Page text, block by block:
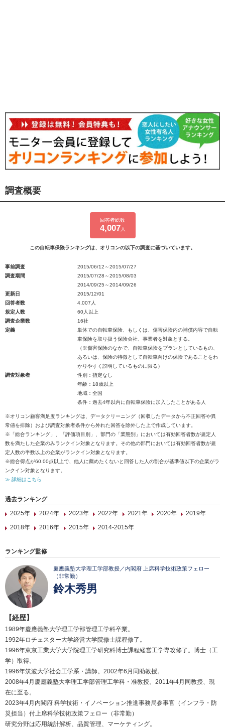
調査概要
回答者総数
4,007 人
この自転車保険ランキングは、オリコンの以下の調査に基づいています。
事前調査
2015/06/12～2015/07/27
調査期間
2015/07/28～2015/08/03
2014/09/25～2014/09/26
更新日
2015/12/01
回答者数
4,007人
規定人数
60人以上
調査企業数
16社
定義
単体での自転車保険、もしくは、傷害保険内の補償内容で自転
車保険を取り扱う保険会社、事業者を対象とする。
（※傷害保険のなかで、自転車保険をプランとしているもの、
あるいは、保険の特徴として自転車向けの保険であることをわ
かりやすく説明しているものに限る）
調査対象者
性別：指定なし
年齢：18歳以上
地域：全国
条件：過去4年以内に自転車保険に加入したことがある人
※オリコン顧客満足度ランキングは、データクリーニング（回収したデータから不正回答や異
常値を排除）および調査対象者条件から外れた回答を除外した上で作成しています。
※「総合ランキング」、「評価項目別」、部門の「業態別」においては有効回答者数が規定人
数を満たした企業のみランクイン対象となります。その他の部門においては有効回答者数が規
定人数の半数以上の企業がランクイン対象となります。
※総合得点が60.00点以上で、他人に薦めたくないと回答した人の割合が基準値以下の企業がラ
ンクイン対象となります。
≫ 詳細はこちら
過去ランキング
2025年
2024年 2023年 2022年 2021年 2020年
2019年
2018年
2016年 2015年 2014-2015年
ランキング監修
慶應義塾大学理工学部教授／内閣府 上席科学技術政策フェロー
（非常勤）
鈴木秀男
【経歴】
1989年慶應義塾大学理工学部管理工学科卒業。
1992年ロチェスター大学経営大学院修士課程修了。
1996年東京工業大学大学院理工学研究科博士課程経営工学専攻修了。博士（工
学）取得。
1996年筑波大学社会工学系・講師。2002年6月同助教授。
2008年4月慶應義塾大学理工学部管理工学科・准教授。2011年4月同教授、現
在に至る。
2023年4月内閣府 科学技術・イノベーション推進事務局参事官（インフラ・防
災担当）付上席科学技術政策フェロー（非常勤）
研究分野は応用統計解析、品質管理、マーケティング。